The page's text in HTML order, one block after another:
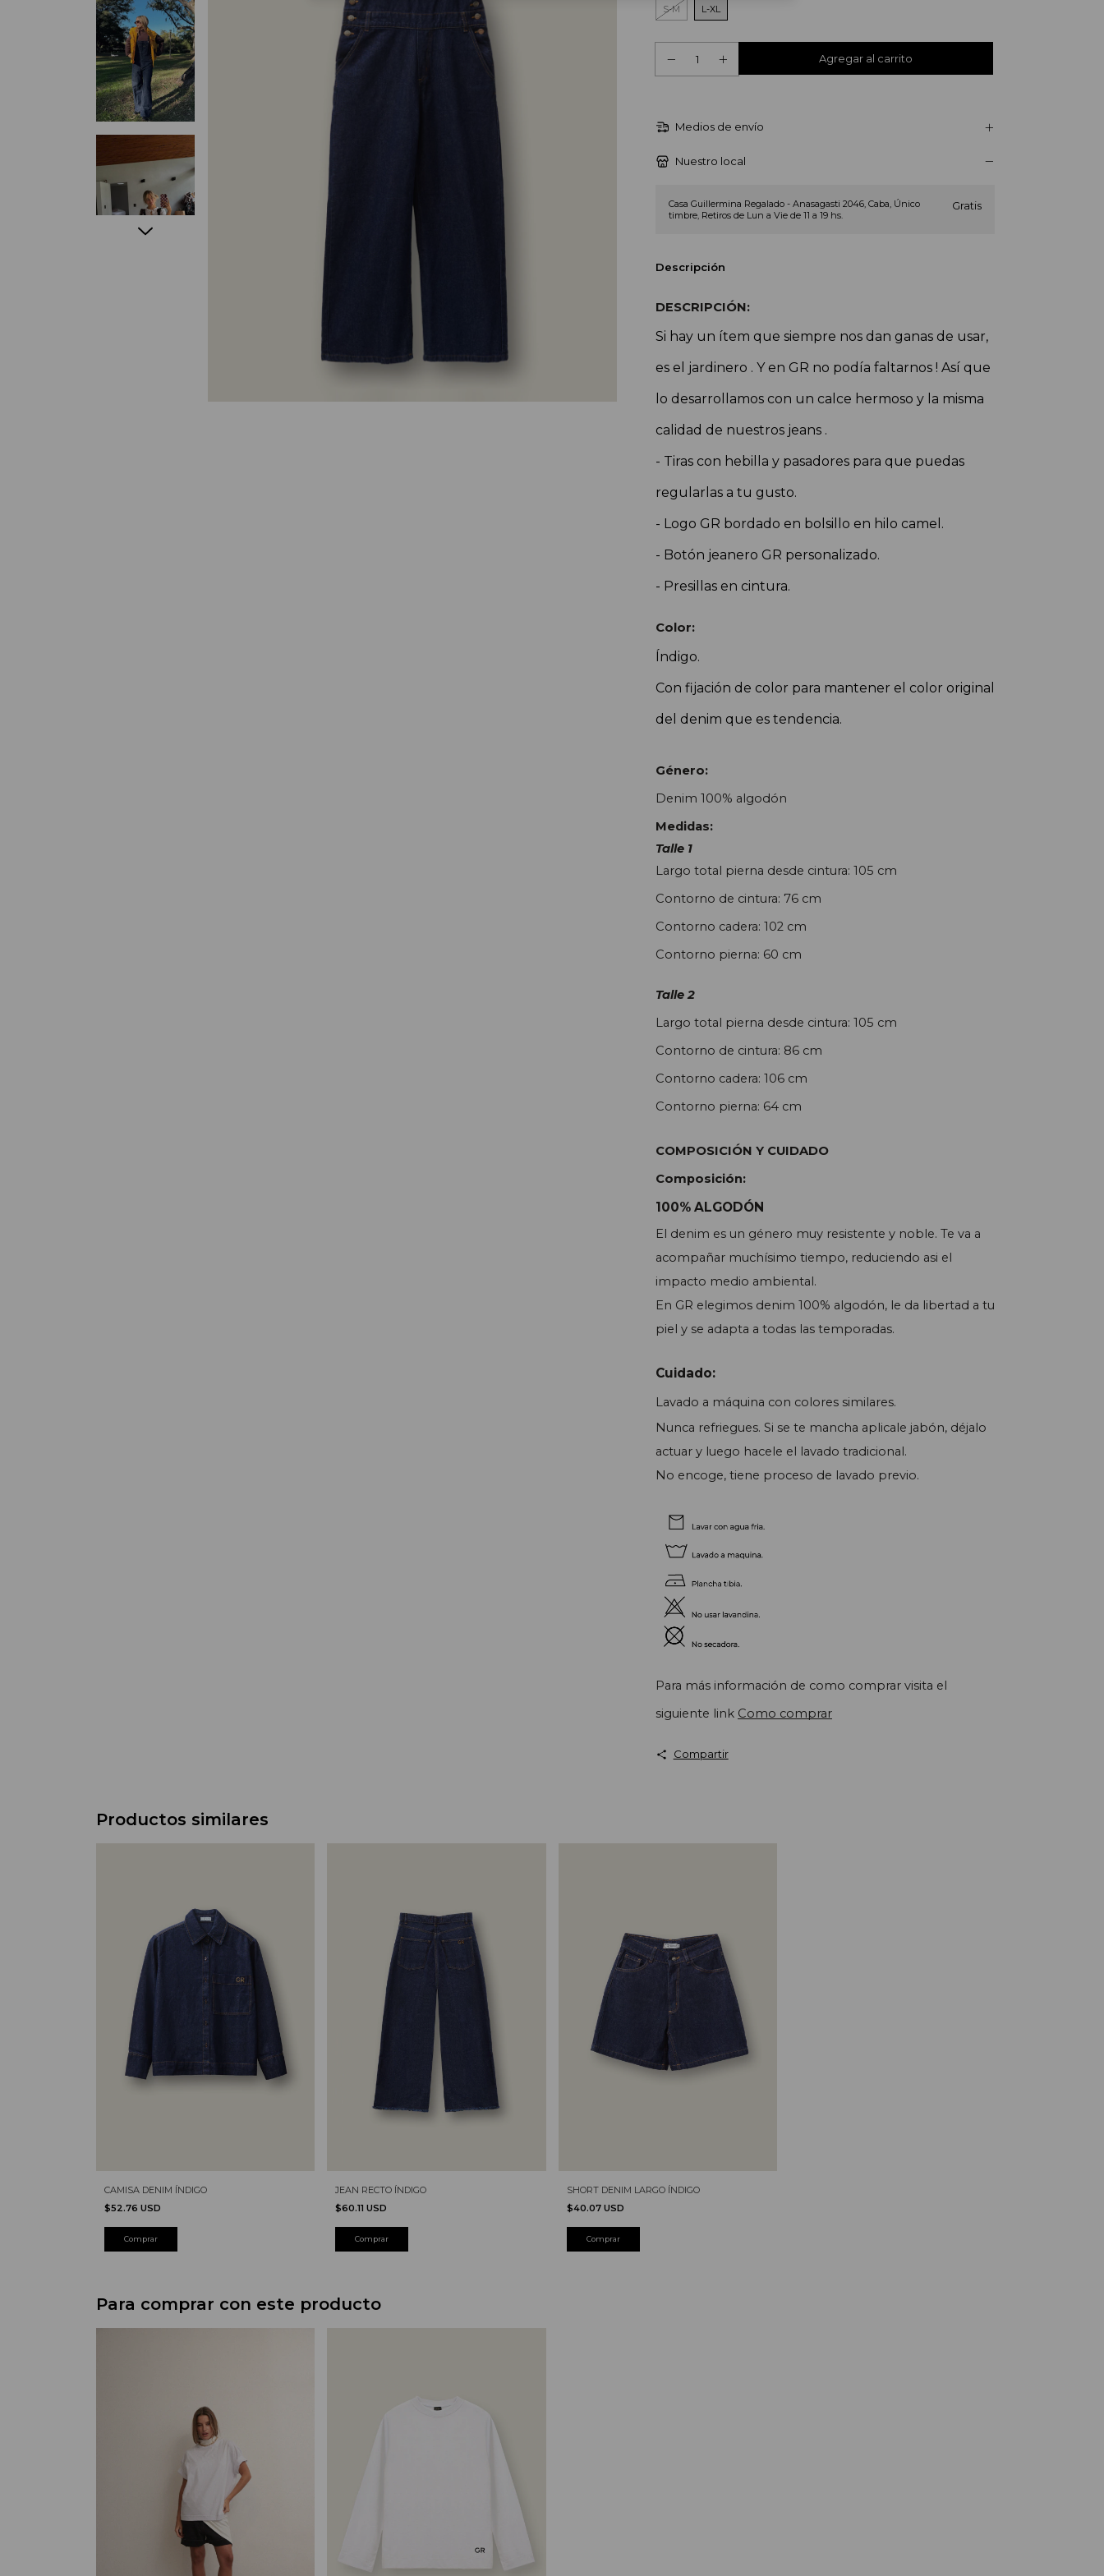
S-M L-XL
Medios de envío
Nuestro local
Casa Guillermina Regalado - Anasagasti 2046, Caba, Único
timbre, Retiros de Lun a Vie de 11 a 19 hs.
Gratis
Descripción
DESCRIPCIÓN:
Si hay un ítem que siempre nos dan ganas de usar,
es el jardinero . Y en GR no podía faltarnos ! Así que
lo desarrollamos con un calce hermoso y la misma
calidad de nuestros jeans .
- Tiras con hebilla y pasadores para que puedas
regularlas a tu gusto.
- Logo GR bordado en bolsillo en hilo camel.
- Botón jeanero GR personalizado.
- Presillas en cintura.
Color:
Índigo.
Con fijación de color para mantener el color original
del denim que es tendencia.
Género:
Denim 100% algodón
Medidas:
Talle 1
Largo total pierna desde cintura: 105 cm
Contorno de cintura: 76 cm
Contorno cadera: 102 cm
Contorno pierna: 60 cm
Talle 2
Largo total pierna desde cintura: 105 cm
Contorno de cintura: 86 cm
Contorno cadera: 106 cm
Contorno pierna: 64 cm
COMPOSICIÓN Y CUIDADO
Composición:
100% ALGODÓN
El denim es un género muy resistente y noble. Te va a
acompañar muchísimo tiempo, reduciendo asi el
impacto medio ambiental.
En GR elegimos denim 100% algodón, le da libertad a tu
piel y se adapta a todas las temporadas.
Cuidado:
Lavado a máquina con colores similares.
Nunca refriegues. Si se te mancha aplicale jabón, déjalo
actuar y luego hacele el lavado tradicional.
No encoge, tiene proceso de lavado previo.
Para más información de como comprar visita el
siguiente link Como comprar
Compartir
Productos similares
CAMISA DENIM ÍNDIGO
$52.76 USD
JEAN RECTO ÍNDIGO
$60.11 USD
Comprar
SHORT DENIM LARGO ÍNDIGO
$40.07 USD
Comprar
Para comprar con este producto